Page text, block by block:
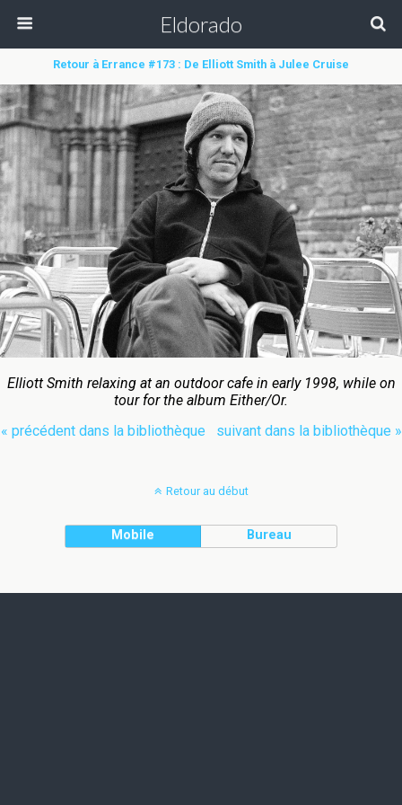
Eldorado
Retour à Errance #173 : De Elliott Smith à Julee Cruise
Elliott Smith relaxing at an outdoor cafe in early 1998, while on
tour for the album Either/Or.
« précédent dans la bibliothèque
suivant dans la bibliothèque »
Retour au début
Mobile Bureau